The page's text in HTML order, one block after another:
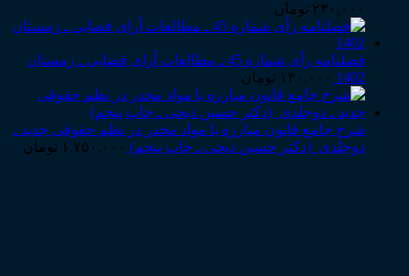
۲۳۰,۰۰۰ تومان
فصلنامه رأی شماره 45 ـ مطالعات آرای قضایی ـ زمستان
1402 ۱۴۰,۰۰۰ تومان
شرح جامع قانون مبارزه با مواد مخدر در نظم حقوقی جدید ـ
دوجلدی (دکتر حسین ذبحی ـ چاپ پنجم) ۱,۷۵۰,۰۰۰ تومان